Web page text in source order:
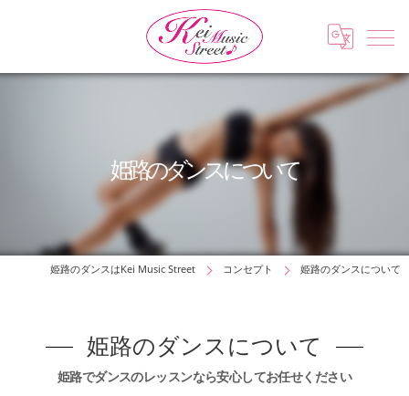
姫路のダンスについて
姫路のダンスはKei Music Street コンセプト 姫路のダンスについて
姫路でダンスのレッスンなら安心してお任せください
姫路のダンスについて